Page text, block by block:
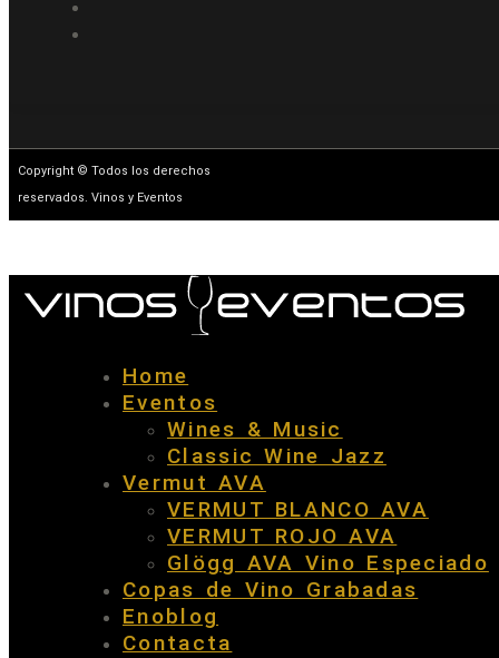
Copyright © Todos los derechos
reservados. Vinos y Eventos
Home
Eventos
Wines & Music
Classic Wine Jazz
Vermut AVA
VERMUT BLANCO AVA
VERMUT ROJO AVA
Glögg AVA Vino Especiado
Copas de Vino Grabadas
Enoblog
Contacta